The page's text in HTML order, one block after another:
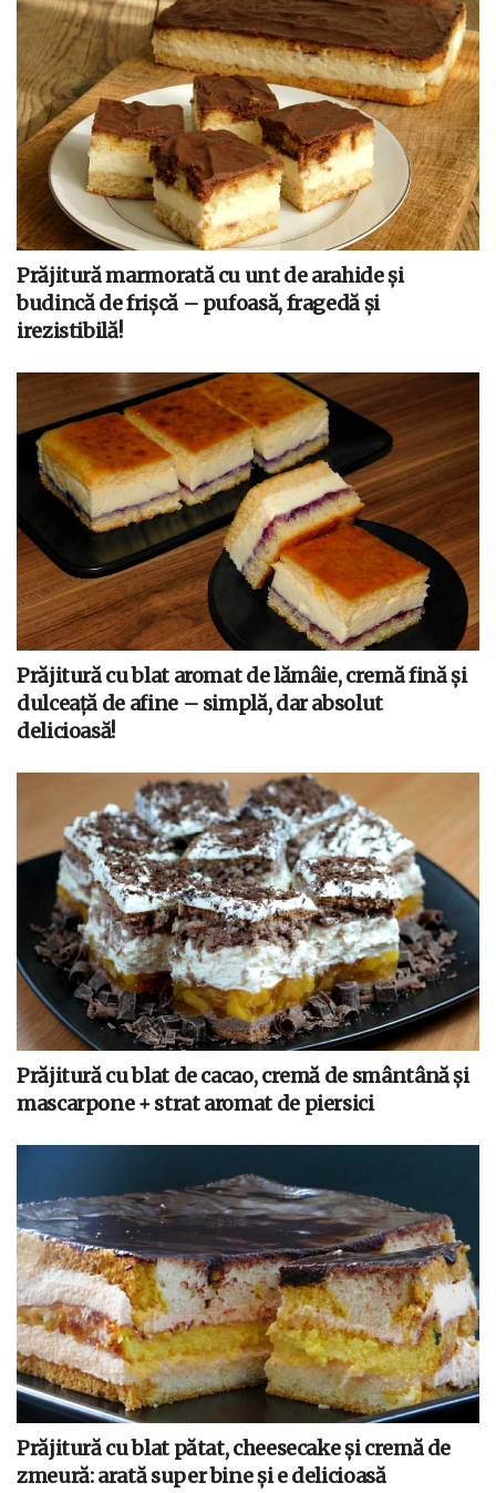
Prăjitură marmorată cu unt de arahide și
budincă de frișcă – pufoasă, fragedă și
irezistibilă!
Prăjitură cu blat aromat de lămâie, cremă fină și
dulceață de afine – simplă, dar absolut
delicioasă!
Prăjitură cu blat de cacao, cremă de smântână și
mascarpone + strat aromat de piersici
Prăjitură cu blat pătat, cheesecake și cremă de
zmeură: arată super bine și e delicioasă